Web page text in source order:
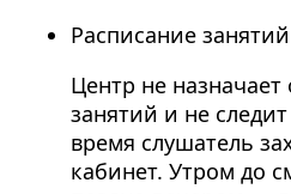
Расписание
Центр не назначает
занятий и не
время слушатель
кабинет. Утром до